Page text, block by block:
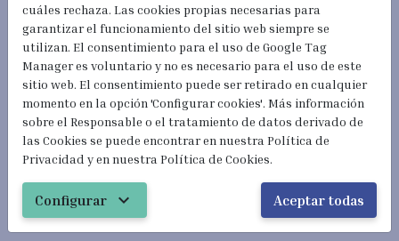
cuáles rechaza. Las cookies propias necesarias para
garantizar el funcionamiento del sitio web siempre se
utilizan. El consentimiento para el uso de Google Tag
Manager es voluntario y no es necesario para el uso de este
sitio web. El consentimiento puede ser retirado en cualquier
momento en la opción 'Configurar cookies'. Más información
sobre el Responsable o el tratamiento de datos derivado de
las Cookies se puede encontrar en nuestra Política de
Privacidad y en nuestra Política de Cookies.
Configurar expand_more Aceptar todas